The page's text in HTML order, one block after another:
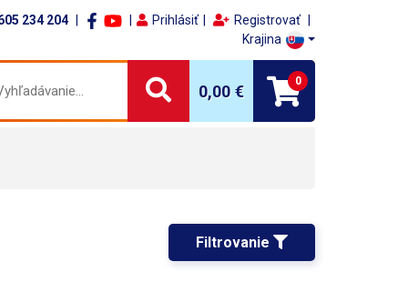
234 204 Prihlásiť
Registrovať
Krajina
0,00 €
0
Filtrovanie